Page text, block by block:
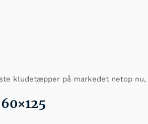
kludetæpper på markedet netop